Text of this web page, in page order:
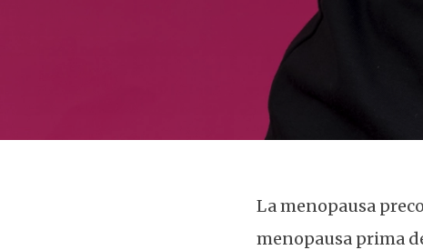
La menopausa
menopausa prima